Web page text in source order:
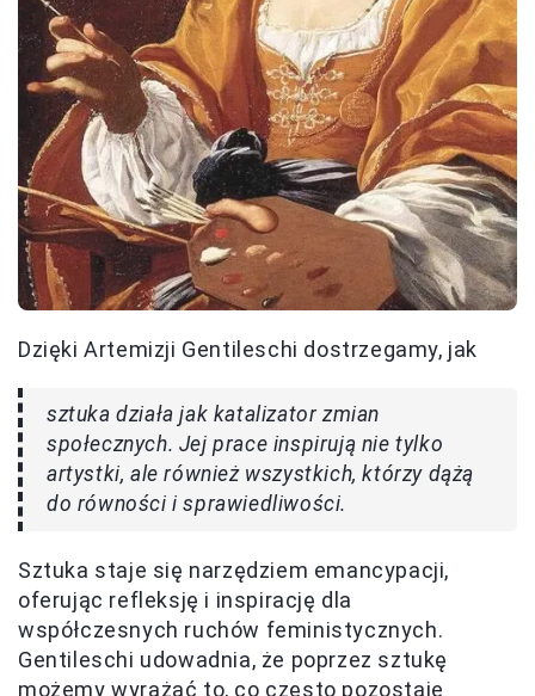
Dzięki Artemizji Gentileschi dostrzegamy, jak
sztuka działa jak katalizator zmian
społecznych. Jej prace inspirują nie tylko
artystki, ale również wszystkich, którzy dążą
do równości i sprawiedliwości.
Sztuka staje się narzędziem emancypacji,
oferując refleksję i inspirację dla
współczesnych ruchów feministycznych.
Gentileschi udowadnia, że poprzez sztukę
możemy wyrażać to, co często pozostaje